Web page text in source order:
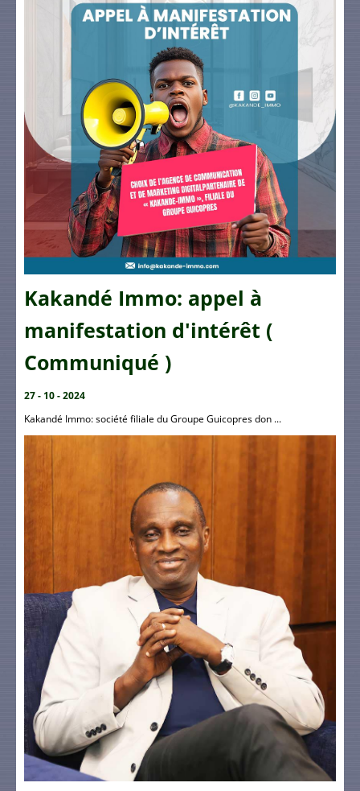
Kakandé Immo: appel à
manifestation d'intérêt (
Communiqué )
27 - 10 - 2024
Kakandé Immo: société filiale du Groupe Guicopres don ...